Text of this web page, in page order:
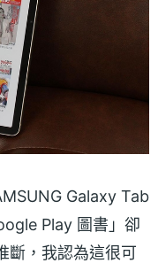
Galaxy Tab
Play 圖書」卻
斷，我認為這很可